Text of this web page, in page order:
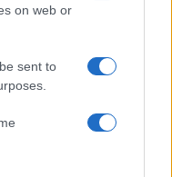
on web or
sent to
-
ραντεβού του
το μηχανάκι του
Μητσοτάκης,
διακοπές του –